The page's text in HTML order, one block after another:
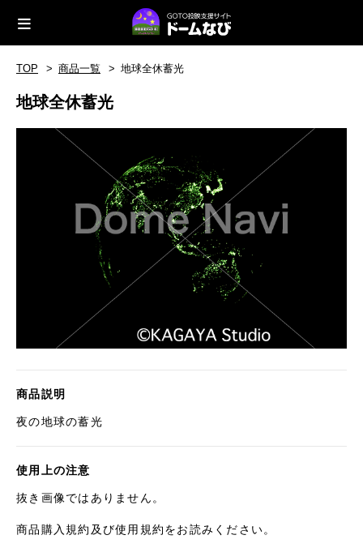
TOP 商品一覧 地球全休蓄光
地球全休蓄光
商品説明
夜の地球の蓄光
使用上の注意
抜き画像ではありません。
商品購入規約及び使用規約をお読みください。